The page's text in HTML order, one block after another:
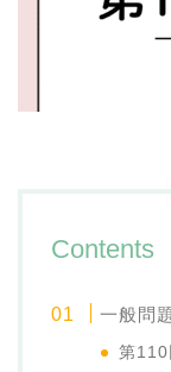
Contents
一般問
第